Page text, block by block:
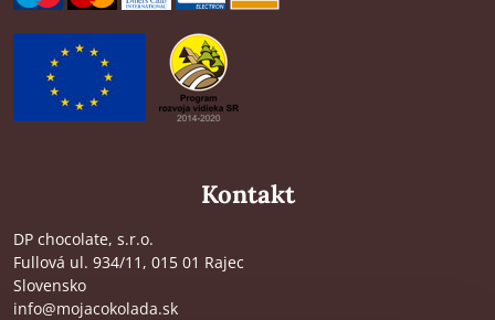
Kontakt
DP chocolate, s.r.o.
Fullová ul. 934/11, 015 01 Rajec
Slovensko
info@mojacokolada.sk